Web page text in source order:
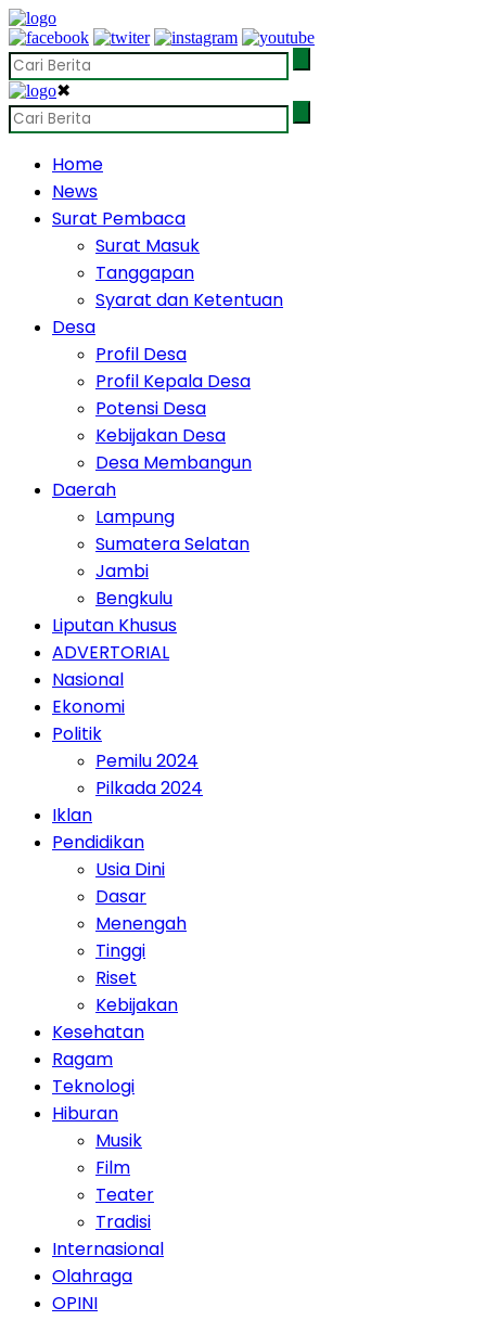
✖
Home
News
Surat Pembaca
Surat Masuk
Tanggapan
Syarat dan Ketentuan
Desa
Profil Desa
Profil Kepala Desa
Potensi Desa
Kebijakan Desa
Desa Membangun
Daerah
Lampung
Sumatera Selatan
Jambi
Bengkulu
Liputan Khusus
ADVERTORIAL
Nasional
Ekonomi
Politik
Pemilu 2024
Pilkada 2024
Iklan
Pendidikan
Usia Dini
Dasar
Menengah
Tinggi
Riset
Kebijakan
Kesehatan
Ragam
Teknologi
Hiburan
Musik
Film
Teater
Tradisi
Internasional
Olahraga
OPINI